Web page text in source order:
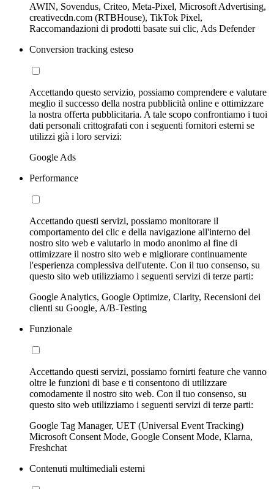
AWIN, Sovendus, Criteo, Meta-Pixel, Microsoft Advertising,
creativecdn.com (RTBHouse), TikTok Pixel,
Raccomandazioni di prodotti basate sui clic, Ads Defender
Conversion tracking esteso
Accettando questo servizio, possiamo comprendere e valutare
meglio il successo della nostra pubblicità online e ottimizzare
la nostra offerta pubblicitaria. A tale scopo confrontiamo i tuoi
dati personali crittografati con i seguenti fornitori esterni se
utilizzi già i loro servizi:
Google Ads
Performance
Accettando questi servizi, possiamo monitorare il
comportamento dei clic e della navigazione all'interno del
nostro sito web e valutarlo in modo anonimo al fine di
ottimizzare il nostro sito web e migliorare continuamente
l'esperienza complessiva dell'utente. Con il tuo consenso, su
questo sito web utilizziamo i seguenti servizi di terze parti:
Google Analytics, Google Optimize, Clarity, Recensioni dei
clienti su Google, A/B-Testing
Funzionale
Accettando questi servizi, possiamo fornirti feature che vanno
oltre le funzioni di base e ti consentono di utilizzare
comodamente il nostro sito web. Con il tuo consenso, su
questo sito web utilizziamo i seguenti servizi di terze parti:
Google Tag Manager, UET (Universal Event Tracking)
Microsoft Consent Mode, Google Consent Mode, Klarna,
Freshchat
Contenuti multimediali esterni